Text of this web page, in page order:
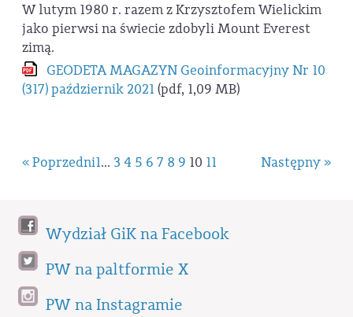
W lutym 1980 r. razem z Krzysztofem Wielickim
jako pierwsi na świecie zdobyli Mount Everest
zimą.
GEODETA MAGAZYN Geoinformacyjny Nr 10
(317) październik 2021 (pdf, 1,09 MB)
« Poprzedni Następny »
1... 3 4 5 6 7 8 9 10 11
Wydział GiK na Facebook
PW na paltformie X
PW na Instagramie